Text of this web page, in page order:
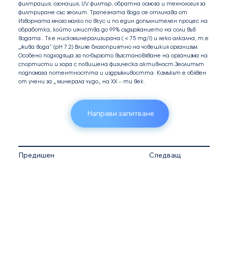
филтрация, озонация, UV филтър, обратна осмоза и технология за
филтриране със зеолит. Трапезната вода се отличава от
Изворната много малко по вкус и по един допълнителен процес на
обработка, който изчиства до 99% съдържанието на соли във
водата.. Тя е нискоминерализирана ( < 75 mg/l) и леко алкална, т.е
„жива вода” (pH 7.2) Влияе благоприятно на човешкия организъм.
Особено подходяща за по-бързото възстановяване на организма на
спортисти и хора с повишена физическа активност.Зеолитът
подпомага потентността и издръжливостта. Камъкът е обявен
от учени за „ минерала чудо“ на XX – ти век.
Направи запитване
Следващ
Предишен